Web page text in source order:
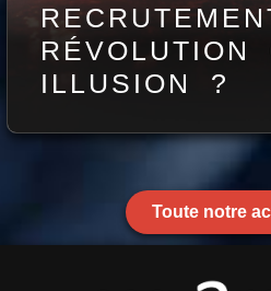
RÉVOLUTION
ILLUSION ?
Toute notre